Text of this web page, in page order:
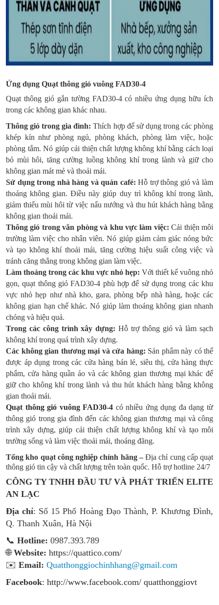
Ứng dụng Quạt thông gió vuông FAD30-4
Quạt thông gió gắn tường FAD30-4 có nhiều ứng dụng hữu ích
trong các không gian khác nhau.
Thông gió trong gia đình: Thích hợp để sử dụng trong các phòng
khép kín như phòng ngủ, phòng khách, phòng làm việc, hoặc
phòng tắm. Nó giúp cải thiện chất lượng không khí bằng cách loại
bỏ mùi hôi, tăng cường luồng không khí trong lành và giữ cho
không gian mát mẻ và thoải mái.
Sử dụng trong nhà hàng và quán café: Hỗ trợ thông gió và làm
thoáng không gian. Điều này giúp duy trì không khí trong lành,
giảm thiểu mùi hôi từ việc nấu nướng và thu hút khách hàng bằng
không gian thoải mái.
Thông gió trong văn phòng và khu vực làm việc: Cải thiện môi
trường làm việc cho nhân viên. Nó giúp giảm cảm giác nóng bức
và tạo không khí thoải mái, tăng cường hiệu suất công việc và
tránh căng thẳng trong không gian làm việc.
Làm thoáng trong các khu vực nhỏ hẹp: Với thiết kế vuông nhỏ
gọn, quạt thông gió FAD30-4 phù hợp để sử dụng trong các khu
vực nhỏ hẹp như nhà kho, gara, phòng bếp nhà hàng, hoặc các
không gian hạn chế khác. Nó giúp làm thoáng không gian nhanh
chóng và hiệu quả.
Trong các công trình xây dựng: Hỗ trợ thông gió và làm sạch
không khí trong quá trình xây dựng.
Các không gian thương mại và cửa hàng: Sản phẩm này có thể
được áp dụng trong các cửa hàng bán lẻ, siêu thị, cửa hàng thực
phẩm, cửa hàng quần áo và các không gian thương mại khác để
giữ cho không khí trong lành và thu hút khách hàng bằng không
gian thoải mái.
Quạt thông gió vuông FAD30-4 có nhiều ứng dụng đa dạng từ
thông gió trong gia đình đến các không gian thương mại và công
trình xây dựng, giúp cải thiện chất lượng không khí và tạo môi
trường sống và làm việc thoải mái, thoáng đãng.
Tổng kho quạt công nghiệp chính hãng – Địa chỉ cung cấp quạt
thông gió tin cậy và chất lượng trên toàn quốc. Hỗ trợ hotline 24/7
CÔNG TY TNHH ĐẦU TƯ VÀ PHÁT TRIỂN ELITE
AN LẠC
Địa chỉ: Số 15 Phố Hoàng Đạo Thành, P. Khương Đình,
Q. Thanh Xuân, Hà Nội
📞 Hotline: 0987.393.789
🌐Website: https://quattico.com/
✉️ Email: Quatthonggiochinhhang@gmail.com
Facebook: http://www.facebook.com/ quatthonggiovt